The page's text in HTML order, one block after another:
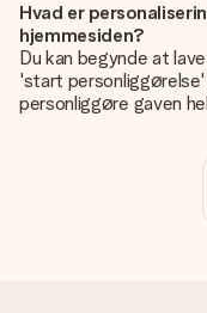
Hvad er
hjemmesiden?
Du kan begynde at
'start
personliggøre gaven
Er personalisering
Prisen der vises på